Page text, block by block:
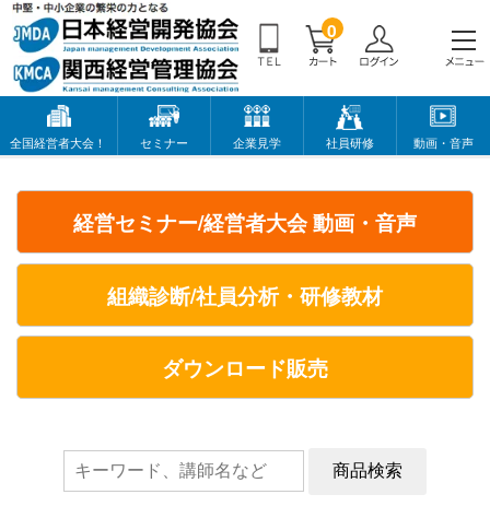
0
全国経営者大会！ セミナー 企業見学 社員研修 動画・音声
経営セミナー/経営者大会 動画・音声
組織診断/社員分析・研修教材
ダウンロード販売